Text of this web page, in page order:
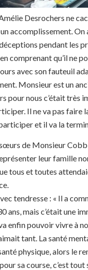
Desrochers ne
accomplissement. On
pendant les
comprenant qu’il ne
avec son fauteuil
Monsieur est un
pour nous c’était très
Il ne va pas faire
et il va la
de Monsieur
leur famille
tous et toutes
tendresse : « Il a
ans, mais c’était une
enfin pouvoir vivre à
tant. La santé
physique, alors le
sa course, c’est